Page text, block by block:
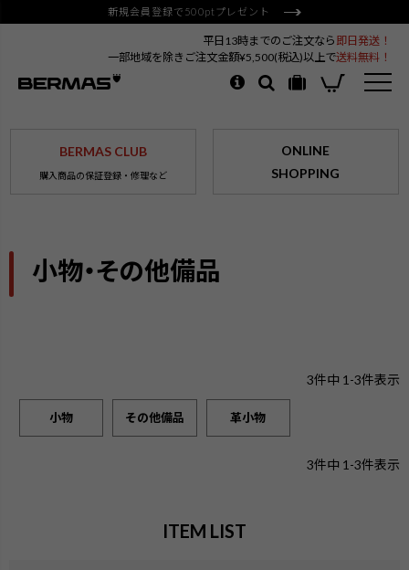
新規会員登録で500ptプレゼント
平日13時までのご注文なら 即日発送！
一部地域を除きご注文金額¥5,500(税込)以上で送料無料！
BERMAS CLUB
購入商品の保証登録・修理など
ONLINE
SHOPPING
小物・その他備品
3件中 1 -3件表示
小物 その他備品 革小物
3件中 1 -3件表示
ITEM LIST